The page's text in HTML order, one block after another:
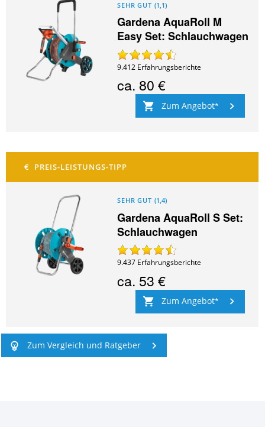
SEHR GUT (1,1)
Gardena AquaRoll M
Easy Set: Schlauchwagen
9.412 Erfahrungsberichte
ca. 80 €
Zum Angebot
SEHR GUT (1,4)
Gardena AquaRoll S Set:
Schlauchwagen
9.437 Erfahrungsberichte
ca. 53 €
Zum Angebot
Zum Vergleich und Ratgeber